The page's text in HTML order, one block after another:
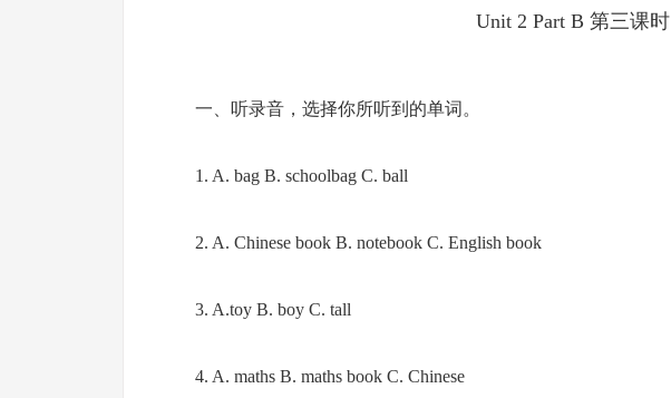
Unit 2 Part B 第三课时
一、听录音，选择你所听到的单词。
1. A. bag B. schoolbag C. ball
2. A. Chinese book B. notebook C. English book
3. A.toy B. boy C. tall
4. A. maths B. maths book C. Chinese